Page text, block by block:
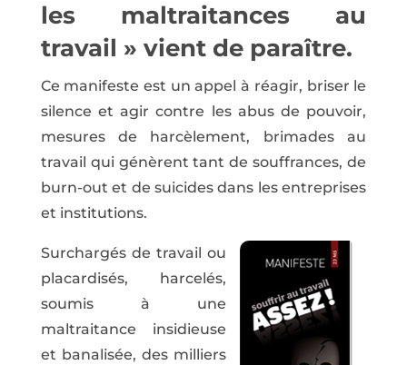
les maltraitances au
travail » vient de paraître.
Ce manifeste est un appel à réagir, briser le
silence et agir contre les abus de pouvoir,
mesures de harcèlement, brimades au
travail qui génèrent tant de souffrances, de
burn-out et de suicides dans les entreprises
et institutions.
Surchargés de travail ou
placardisés, harcelés,
soumis à une
maltraitance insidieuse
et banalisée, des milliers